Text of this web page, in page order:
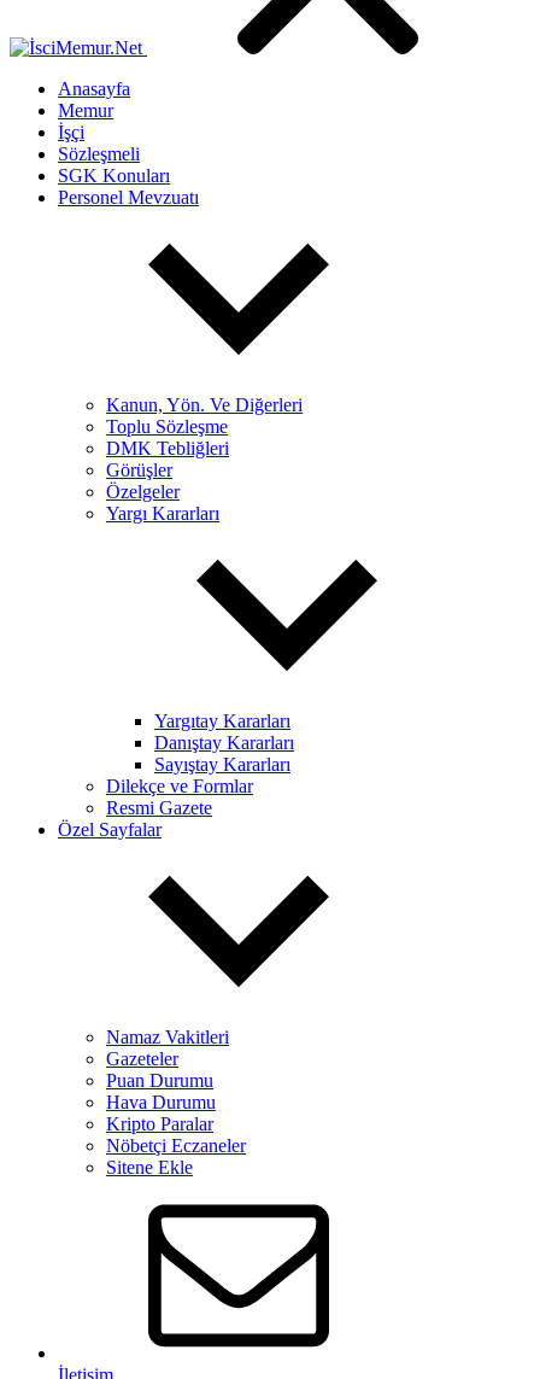
Anasayfa
Memur
İşçi
Sözleşmeli
SGK Konuları
Personel Mevzuatı
Kanun, Yön. Ve Diğerleri
Toplu Sözleşme
DMK Tebliğleri
Görüşler
Özelgeler
Yargı Kararları
Yargıtay Kararları
Danıştay Kararları
Sayıştay Kararları
Dilekçe ve Formlar
Resmi Gazete
Özel Sayfalar
Namaz Vakitleri
Gazeteler
Puan Durumu
Hava Durumu
Kripto Paralar
Nöbetçi Eczaneler
Sitene Ekle
İletişim